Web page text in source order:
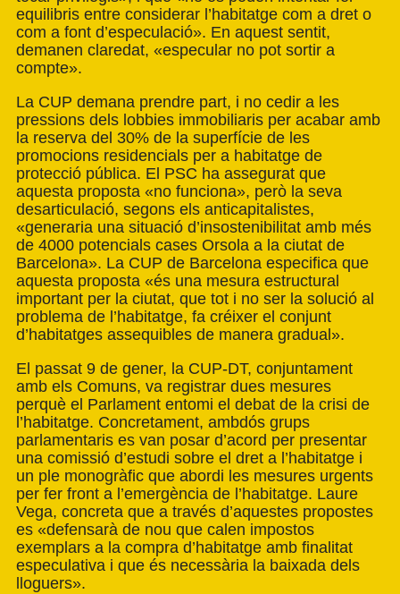
equilibris entre considerar l’habitatge com a dret o
com a font d’especulació». En aquest sentit,
demanen claredat, «especular no pot sortir a
compte».
La CUP demana prendre part, i no cedir a les
pressions dels lobbies immobiliaris per acabar amb
la reserva del 30% de la superfície de les
promocions residencials per a habitatge de
protecció pública. El PSC ha assegurat que
aquesta proposta «no funciona», però la seva
desarticulació, segons els anticapitalistes,
«generaria una situació d’insostenibilitat amb més
de 4000 potencials cases Orsola a la ciutat de
Barcelona». La CUP de Barcelona especifica que
aquesta proposta «és una mesura estructural
important per la ciutat, que tot i no ser la solució al
problema de l’habitatge, fa créixer el conjunt
d’habitatges assequibles de manera gradual».
El passat 9 de gener, la CUP-DT, conjuntament
amb els Comuns, va registrar dues mesures
perquè el Parlament entomi el debat de la crisi de
l’habitatge. Concretament, ambdós grups
parlamentaris es van posar d’acord per presentar
una comissió d’estudi sobre el dret a l’habitatge i
un ple monogràfic que abordi les mesures urgents
per fer front a l’emergència de l’habitatge. Laure
Vega, concreta que a través d’aquestes propostes
es «defensarà de nou que calen impostos
exemplars a la compra d’habitatge amb finalitat
especulativa i que és necessària la baixada dels
lloguers».